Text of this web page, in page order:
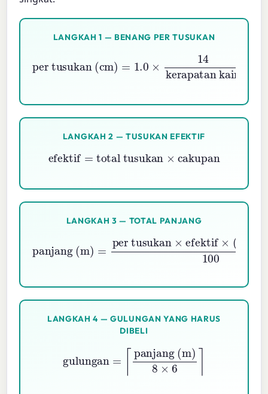
LANGKAH 1 — BENANG PER TUSUKAN
LANGKAH 2 — TUSUKAN EFEKTIF
efektif=total tusukan ×cakupan
LANGKAH 3 — TOTAL PANJANG
panjang (m)=
efektif×(1+cadangan)100
LANGKAH 4 — GULUNGAN YANG HARUS
DIBELI
panjang (m)8×6